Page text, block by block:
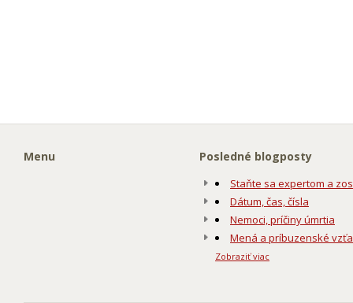
Menu Posledné blogposty
Staňte sa expertom a
Dátum, čas, čísla
Nemoci, príčiny úmrtia
Mená a príbuzenské
Zobraziť viac